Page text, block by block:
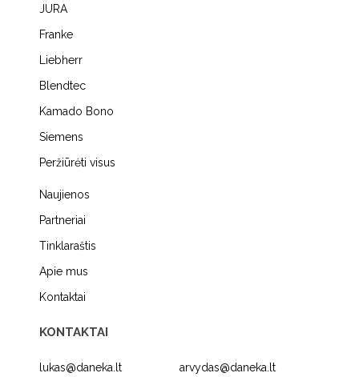
JURA
Franke
Liebherr
Blendtec
Kamado Bono
Siemens
Peržiūrėti visus
Naujienos
Partneriai
Tinklaraštis
Apie mus
Kontaktai
KONTAKTAI
lukas@daneka.lt
arvydas@daneka.lt